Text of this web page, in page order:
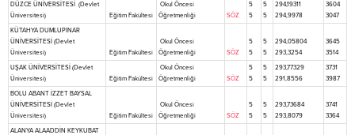
DÜZCE ÜNİVERSİTESİ (Devlet
Üniversitesi)
Eğitim Fakültesi
Okul Öncesi
Öğretmenliği
SÖZ
5
5
5
5
294,19311
294,9978
3604
3047
KÜTAHYA DUMLUPINAR
ÜNİVERSİTESİ (Devlet
Üniversitesi)
Eğitim Fakültesi
Okul Öncesi
Öğretmenliği
SÖZ
5
5
5
5
294,05804
293,3254
3645
3514
UŞAK ÜNİVERSİTESİ (Devlet
Üniversitesi)
Eğitim Fakültesi
Okul Öncesi
Öğretmenliği
SÖZ
5
5
5
5
293,77329
291,8556
3731
3987
BOLU ABANT İZZET BAYSAL
ÜNİVERSİTESİ (Devlet
Üniversitesi)
Eğitim Fakültesi
Okul Öncesi
Öğretmenliği
SÖZ
5
5
5
5
293,73684
293,8079
3741
3364
ALANYA ALAADDİN KEYKUBAT